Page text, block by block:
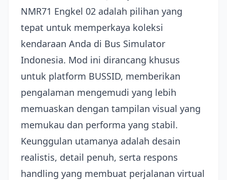
NMR71 Engkel 02 adalah pilihan yang
tepat untuk memperkaya koleksi
kendaraan Anda di Bus Simulator
Indonesia. Mod ini dirancang khusus
untuk platform BUSSID, memberikan
pengalaman mengemudi yang lebih
memuaskan dengan tampilan visual yang
memukau dan performa yang stabil.
Keunggulan utamanya adalah desain
realistis, detail penuh, serta respons
handling yang membuat perjalanan virtual